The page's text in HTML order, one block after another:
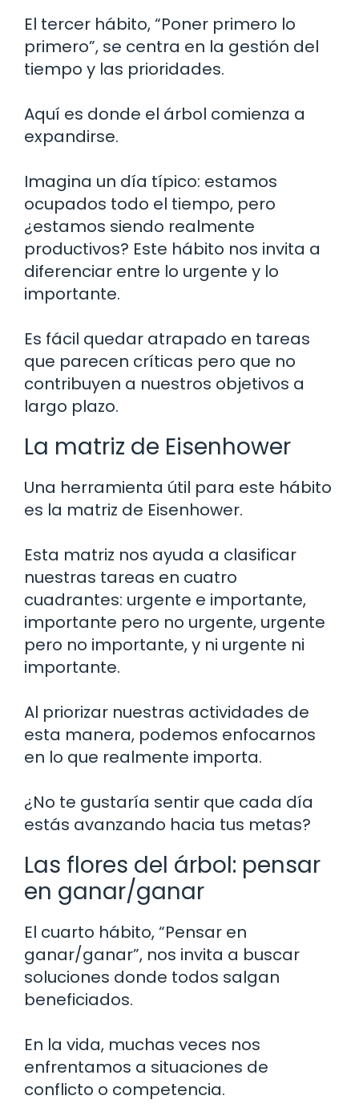
El tercer hábito, “Poner primero lo
primero”, se centra en la gestión del
tiempo y las prioridades.
Aquí es donde el árbol comienza a
expandirse.
Imagina un día típico: estamos
ocupados todo el tiempo, pero
¿estamos siendo realmente
productivos? Este hábito nos invita a
diferenciar entre lo urgente y lo
importante.
Es fácil quedar atrapado en tareas
que parecen críticas pero que no
contribuyen a nuestros objetivos a
largo plazo.
La matriz de Eisenhower
Una herramienta útil para este hábito
es la matriz de Eisenhower.
Esta matriz nos ayuda a clasificar
nuestras tareas en cuatro
cuadrantes: urgente e importante,
importante pero no urgente, urgente
pero no importante, y ni urgente ni
importante.
Al priorizar nuestras actividades de
esta manera, podemos enfocarnos
en lo que realmente importa.
¿No te gustaría sentir que cada día
estás avanzando hacia tus metas?
Las flores del árbol: pensar
en ganar/ganar
El cuarto hábito, “Pensar en
ganar/ganar”, nos invita a buscar
soluciones donde todos salgan
beneficiados.
En la vida, muchas veces nos
enfrentamos a situaciones de
conflicto o competencia.